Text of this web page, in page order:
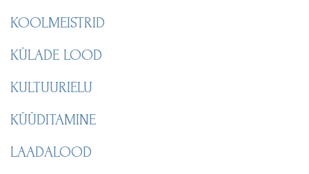
KOOLMEISTRID
KÜLADE LOOD
KULTUURIELU
KÜÜDITAMINE
LAADALOOD